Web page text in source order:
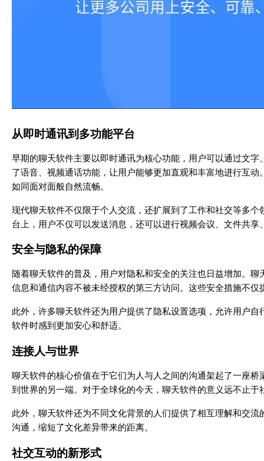
从即时通讯到多功能平台
早期的聊天软件主要以即时通讯为核心功能，用户可以通过文
了语音、视频通话功能，让用户能够更加直观和丰富地进行互
如同面对面般自然流畅。
现代聊天软件不仅限于个人交流，还扩展到了工作和社交等多
台上，用户不仅可以发送消息，还可以进行视频会议、文件共
安全与隐私的保障
随着聊天软件的普及，用户对隐私和安全的关注也日益增加。
信息和通信内容不被未经授权的第三方访问。这些安全措施不
此外，许多聊天软件还为用户提供了隐私设置选项，允许用户
软件时感到更加安心和舒适。
连接人与世界
聊天软件的核心价值在于它们为人与人之间的沟通架起了一座
到世界的另一端。对于全球化的今天，聊天软件的意义远不止
此外，聊天软件还为不同文化背景的人们提供了相互理解和交
沟通，缩短了文化差异带来的距离。
社交互动的新形式